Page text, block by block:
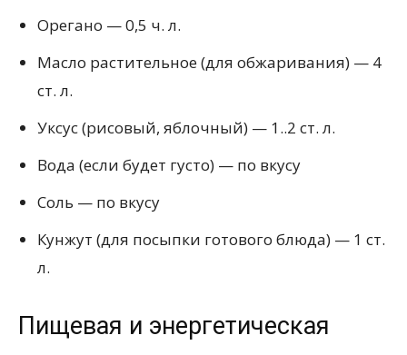
Орегано — 0,5 ч. л.
Масло растительное (для обжаривания) — 4
ст. л.
Уксус (рисовый, яблочный) — 1..2 ст. л.
Вода (если будет густо) — по вкусу
Соль — по вкусу
Кунжут (для посыпки готового блюда) — 1 ст.
л.
Пищевая и энергетическая